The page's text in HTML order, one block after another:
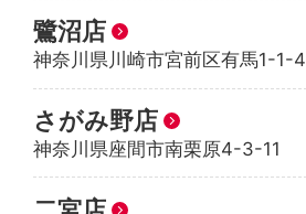
鷺沼店
神奈川県川崎市宮前区有馬1-1-4
さがみ野店
神奈川県座間市南栗原4-3-11